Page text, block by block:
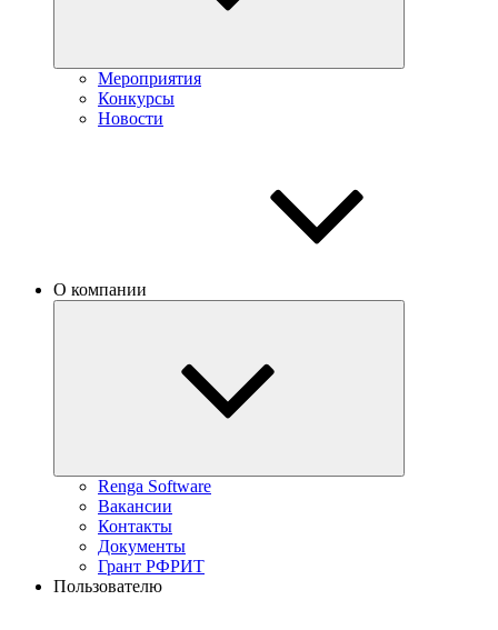
Мероприятия
Конкурсы
Новости
О компании
Renga Software
Вакансии
Контакты
Документы
Грант РФРИТ
Пользователю